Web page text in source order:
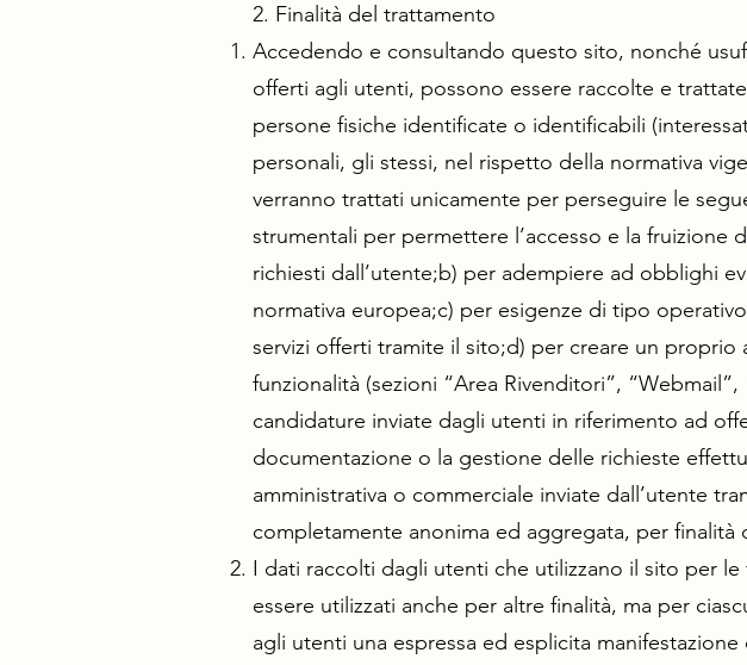
2. Finalità del trattamento
Accedendo e consultando questo sito, nonché
offerti agli utenti, possono essere raccolte e
persone fisiche identificate o identificabili
personali, gli stessi, nel rispetto della normativa
verranno trattati unicamente per perseguire le
strumentali per permettere l’accesso e la fruizione
richiesti dall’utente;b) per adempiere ad obblighi
normativa europea;c) per esigenze di tipo
servizi offerti tramite il sito;d) per creare un
funzionalità (sezioni “Area Rivenditori”,
candidature inviate dagli utenti in riferimento ad
documentazione o la gestione delle richieste
amministrativa o commerciale inviate dall’utente
completamente anonima ed aggregata, per finalità
I dati raccolti dagli utenti che utilizzano il sito per
essere utilizzati anche per altre finalità, ma per
agli utenti una espressa ed esplicita